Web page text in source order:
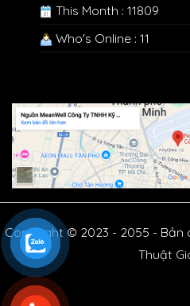
This Month : 11809
Who's Online : 11
Copyright © 2023 - 2055 - Bản
Thuật